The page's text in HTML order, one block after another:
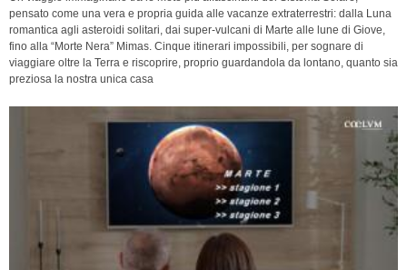
pensato come una vera e propria guida alle vacanze extraterrestri: dalla Luna
romantica agli asteroidi solitari, dai super-vulcani di Marte alle lune di Giove,
fino alla “Morte Nera” Mimas. Cinque itinerari impossibili, per sognare di
viaggiare oltre la Terra e riscoprire, proprio guardandola da lontano, quanto sia
preziosa la nostra unica casa